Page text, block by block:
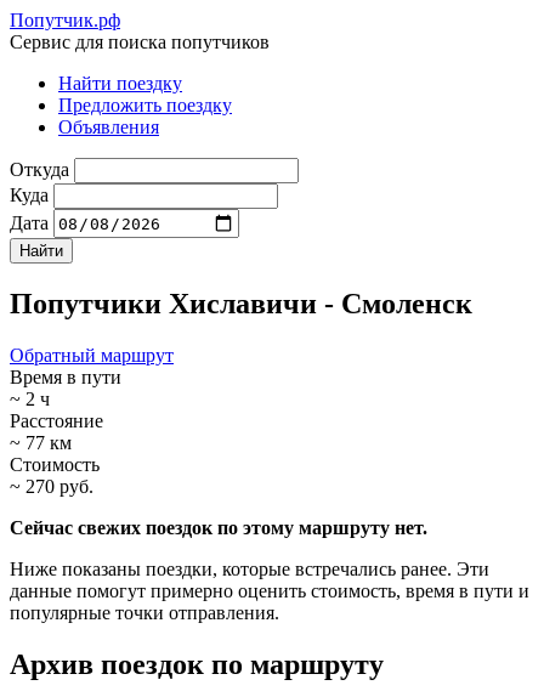
Попутчик.рф
Сервис для поиска попутчиков
Найти поездку
Предложить поездку
Объявления
Откуда
Куда
Дата
Попутчики Хиславичи - Смоленск
Обратный маршрут
Время в пути
~ 2 ч
Расстояние
~ 77 км
Стоимость
~ 270 руб.
Сейчас свежих поездок по этому маршруту нет.
Ниже показаны поездки, которые встречались ранее. Эти
данные помогут примерно оценить стоимость, время в пути и
популярные точки отправления.
Архив поездок по маршруту